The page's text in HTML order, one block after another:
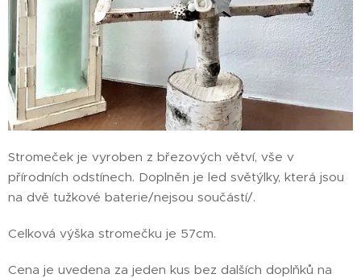
Stromeček je vyroben z březových větví, vše v
přírodních odstínech. Doplněn je led světýlky, která jsou
na dvě tužkové baterie/nejsou součástí/.
Celková výška stromečku je 57cm.
Cena je uvedena za jeden kus bez dalších doplňků na